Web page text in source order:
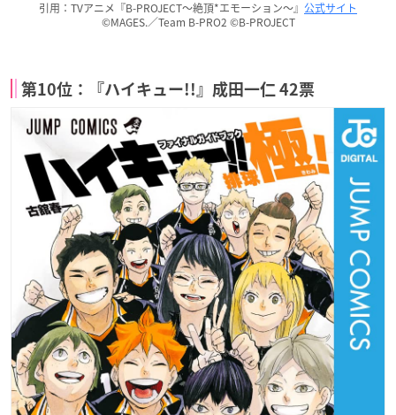
引用：TVアニメ『B-PROJECT〜絶頂*エモーション〜』 公式サイト
©MAGES.／Team B-PRO2 ©B-PROJECT
第10位：『ハイキュー!!』成田一仁 42票